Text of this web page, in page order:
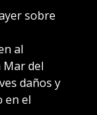
sobre
al
Mar del
daños y
en el